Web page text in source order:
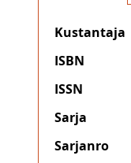
the
gallery
Lisätietoja
Kustantaja
ISBN
ISSN
Sarja
Sarjanro